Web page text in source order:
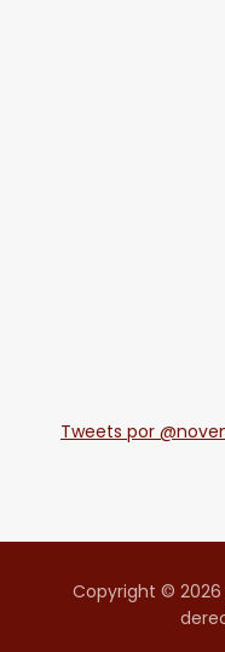
Tweets por
Copyright © 2026